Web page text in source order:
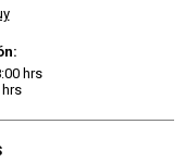
hrs
hrs